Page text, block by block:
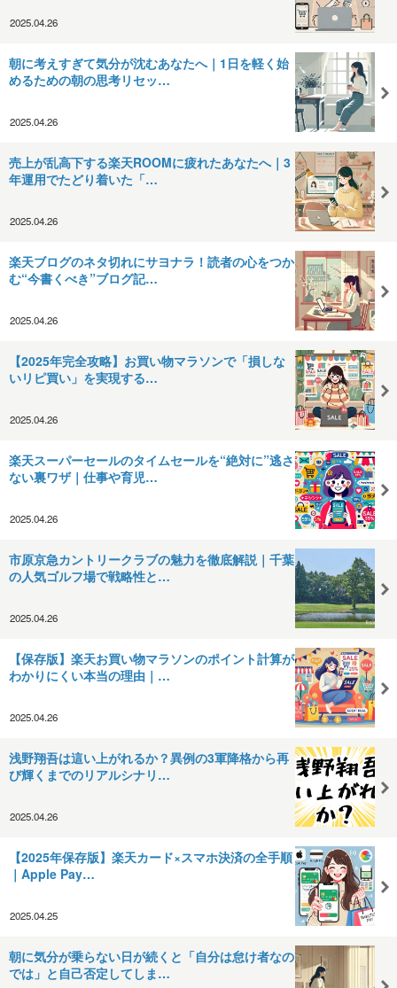
2025.04.26
朝に考えすぎて気分が沈むあなたへ｜1日を軽く始
めるための朝の思考リセッ…
2025.04.26
売上が乱高下する楽天ROOMに疲れたあなたへ｜3
年運用でたどり着いた「…
2025.04.26
楽天ブログのネタ切れにサヨナラ！読者の心をつか
む“今書くべき”ブログ記…
2025.04.26
【2025年完全攻略】お買い物マラソンで「損しな
いリピ買い」を実現する…
2025.04.26
楽天スーパーセールのタイムセールを“絶対に”逃さ
ない裏ワザ｜仕事や育児…
2025.04.26
市原京急カントリークラブの魅力を徹底解説｜千葉
の人気ゴルフ場で戦略性と…
2025.04.26
【保存版】楽天お買い物マラソンのポイント計算が
わかりにくい本当の理由｜…
2025.04.26
浅野翔吾は這い上がれるか？異例の3軍降格から再
び輝くまでのリアルシナリ…
2025.04.26
【2025年保存版】楽天カード×スマホ決済の全手順
｜Apple Pay…
2025.04.25
朝に気分が乗らない日が続くと「自分は怠け者なの
では」と自己否定してしま…